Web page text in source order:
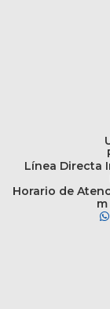
Línea Directa
Horario de